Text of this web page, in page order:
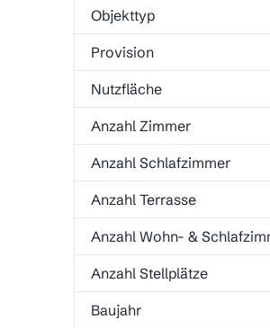
Objekttyp
Provision
Nutzfläche
Anzahl Zimmer
Anzahl Schlafzimmer
Anzahl Terrasse
Anzahl Wohn- &
Anzahl Stellplätze
Baujahr